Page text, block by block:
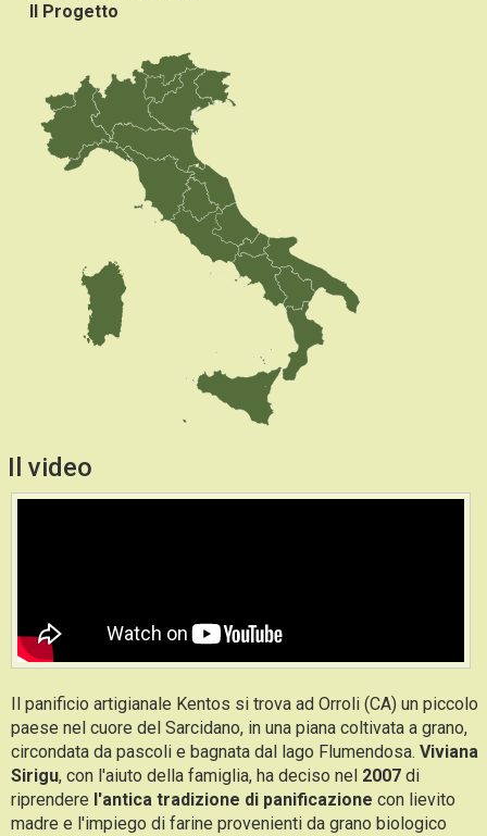
Il Progetto
Il video
Il panificio artigianale Kentos si trova ad Orroli (CA) un piccolo
paese nel cuore del Sarcidano, in una piana coltivata a grano,
circondata da pascoli e bagnata dal lago Flumendosa. Viviana
Sirigu, con l'aiuto della famiglia, ha deciso nel 2007 di
riprendere l'antica tradizione di panificazione con lievito
madre e l'impiego di farine provenienti da grano biologico